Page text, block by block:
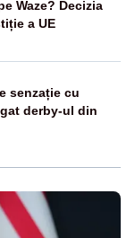
Waze? Decizia
a UE
senzație cu
derby-ul din